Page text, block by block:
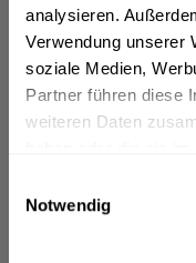
analysieren.
Verwendung unserer
soziale Medien,
Partner führen diese
weiteren Daten
Notwendig
Sheridan's